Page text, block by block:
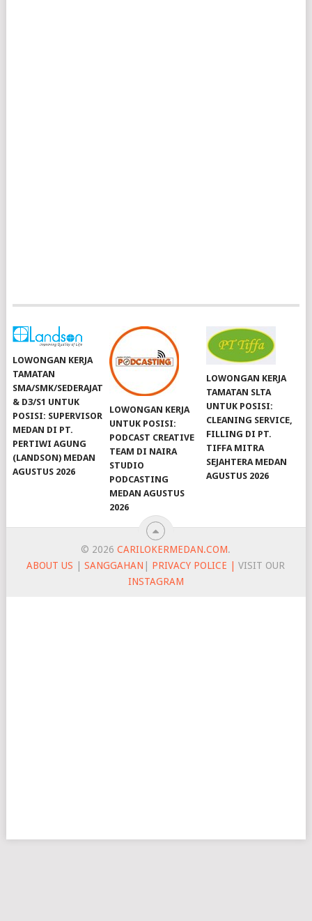
LOWONGAN KERJA
TAMATAN
SMA/SMK/SEDERAJAT
& D3/S1 UNTUK
POSISI: SUPERVISOR
MEDAN DI PT.
PERTIWI AGUNG
(LANDSON) MEDAN
AGUSTUS 2026
LOWONGAN KERJA
UNTUK POSISI:
PODCAST CREATIVE
TEAM DI NAIRA
STUDIO
PODCASTING
MEDAN AGUSTUS
2026
LOWONGAN KERJA
TAMATAN SLTA
UNTUK POSISI:
CLEANING SERVICE,
FILLING DI PT.
TIFFA MITRA
SEJAHTERA MEDAN
AGUSTUS 2026
© 2026CARILOKERMEDAN.COM.
ABOUT US |SANGGAHAN PRIVACY POLICE |
VISIT OUR
INSTAGRAM